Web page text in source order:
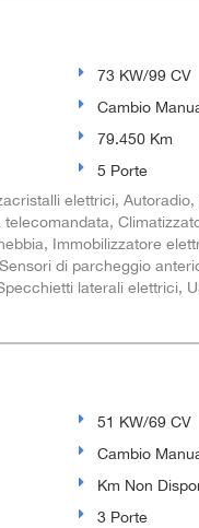
73 KW/99 CV
Cambio
79.450 Km
5 Porte
elettrici,
Immobilizzatore
di parcheggio
laterali elettrici,
51 KW/69 CV
Cambio
Km Non
3 Porte